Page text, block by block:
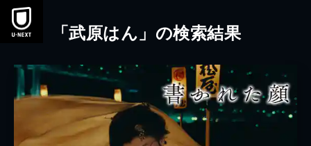
本文へスキップ
「武原はん」の検索結果